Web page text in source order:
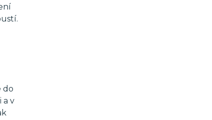
do
a v